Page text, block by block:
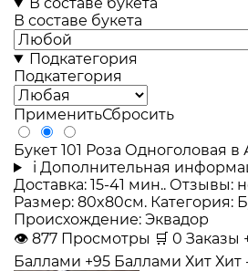
В составе букета
Подкатегория
Подкатегория
ПрименитьСбросить
Букет 101 Роза Одноголовая
i Дополнительная
Доставка: 15-41 мин.. Отзывы:
Размер: 80x80см. Категория:
Происхождение: Эквадор
👁 877 Просмотры 🛒 0 Заказы
Баллами +95 Баллами Хит Хит